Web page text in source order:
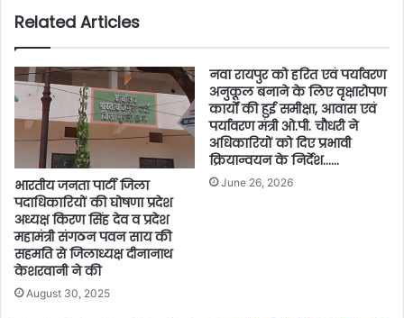
Related Articles
भारतीय जनता पार्टी जिला
पदाधिकारियों की घोषणा प्रदेश
अध्यक्ष किरण सिंह देव व प्रदेश
महामंत्री संगठन पवन साय की
सहमति से जिलाध्यक्ष दीनानाथ
केशरवानी ने की
August 30, 2025
नवा रायपुर को हरित एवं पर्यावरण
अनुकूल बनाने के लिए वृक्षारोपण
कार्यों की हुई समीक्षा, आवास एवं
पर्यावरण मंत्री ओ.पी. चौधरी ने
अधिकारियों को दिए प्रभावी
क्रियान्वयन के निर्देश……
June 26, 2026